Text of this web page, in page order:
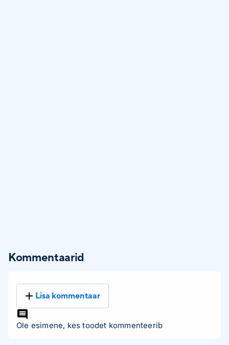
Kommentaarid
Lisa kommentaar
Ole esimene, kes toodet kommenteerib